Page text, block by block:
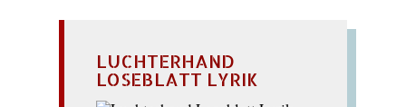
LUCHTERHAND
LOSEBLATT LYRIK